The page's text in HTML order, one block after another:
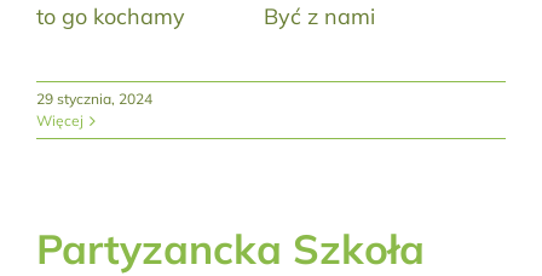
to go kochamy Być z nami
29 stycznia, 2024
Więcej
Partyzancka Szkoła